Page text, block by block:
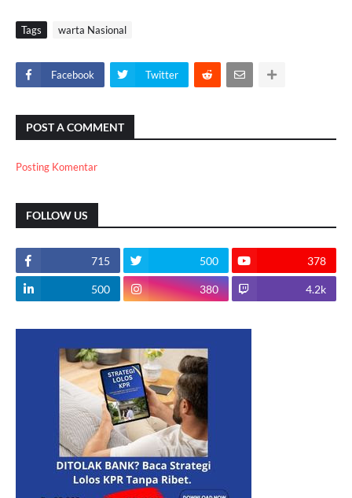
Tags warta Nasional
Facebook Twitter
POST A COMMENT
Posting Komentar
FOLLOW US
715 500 378
500 380 4.2k